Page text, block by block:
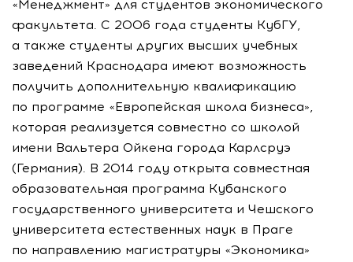
«Менеджмент» для студентов экономического
факультета. С 2006 года студенты КубГУ,
а также студенты других высших учебных
заведений Краснодара имеют возможность
получить дополнительную квалификацию
по программе «Европейская школа бизнеса»,
которая реализуется совместно со школой
имени Вальтера Ойкена города Карлсруэ
(Германия). В 2014 году открыта совместная
образовательная программа Кубанского
государственного университета и Чешского
университета естественных наук в Праге
по направлению магистратуры «Экономика»